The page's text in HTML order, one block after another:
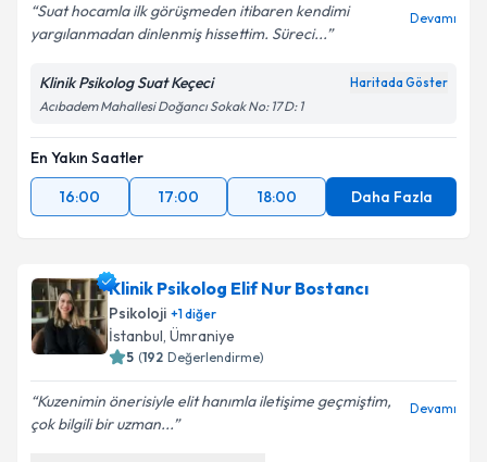
Suat hocamla ilk görüşmeden itibaren kendimi
yargılanmadan dinlenmiş hissettim. Süreci...
Devamı
Klinik Psikolog Suat Keçeci Haritada Göster
Acıbadem Mahallesi Doğancı Sokak No: 17 D: 1
En Yakın Saatler
16:00
17:00 18:00 Daha Fazla
Klinik Psikolog Elif Nur Bostancı
Psikoloji +1diğer
İstanbul, Ümraniye
5 (192 Değerlendirme)
Kuzenimin önerisiyle elit hanımla iletişime geçmiştim,
çok bilgili bir uzman...
Devamı